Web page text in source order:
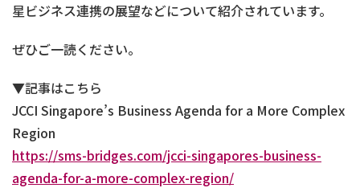
星ビジネス連携の展望などについて紹介されています。
ぜひご一読ください。
▼記事はこちら
JCCI Singapore’s Business Agenda for a More Complex
Region
https://sms-bridges.com/jcci-singapores-business-
agenda-for-a-more-complex-region/